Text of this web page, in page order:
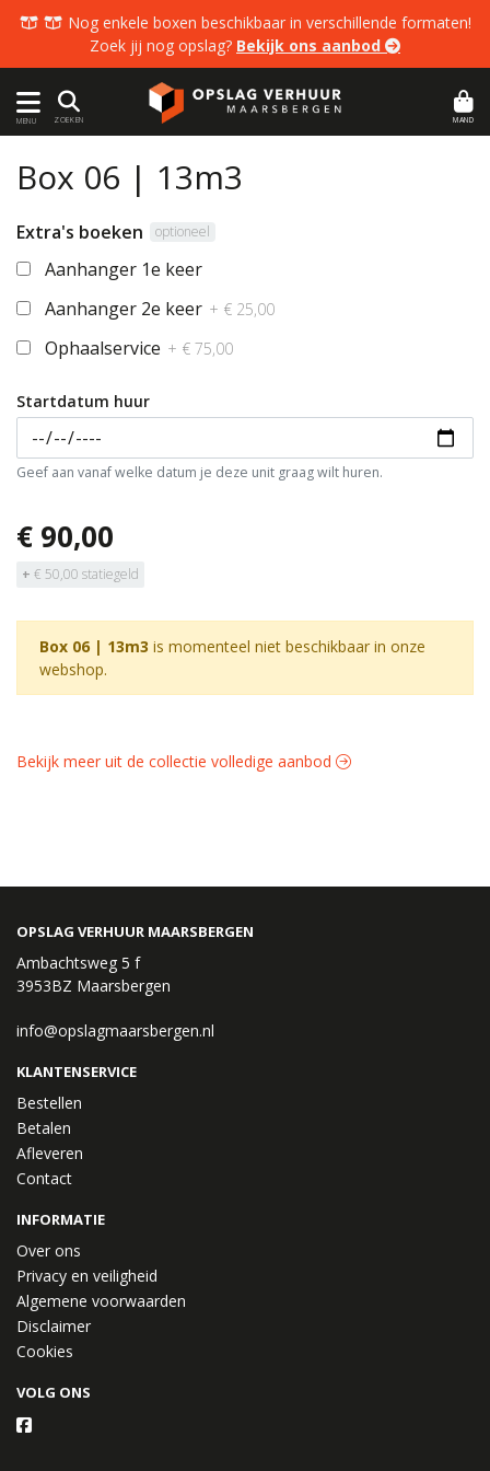
  Nog enkele boxen beschikbaar in verschillende formaten!
Zoek jij nog opslag? Bekijk ons aanbod 
MENU ZOEKEN MAND
Box 06 | 13m3
Extra's boeken optioneel
Aanhanger 1e keer
Aanhanger 2e keer + € 25,00
Ophaalservice + € 75,00
Startdatum huur
Geef aan vanaf welke datum je deze unit graag wilt huren.
€ 90,00
+ € 50,00 statiegeld
Box 06 | 13m3 is momenteel niet beschikbaar in onze
webshop.
Bekijk meer uit de collectie volledige aanbod
OPSLAG VERHUUR MAARSBERGEN
Ambachtsweg 5 f
3953BZ Maarsbergen
info@opslagmaarsbergen.nl
KLANTENSERVICE
Bestellen
Betalen
Afleveren
Contact
INFORMATIE
Over ons
Privacy en veiligheid
Algemene voorwaarden
Disclaimer
Cookies
VOLG ONS